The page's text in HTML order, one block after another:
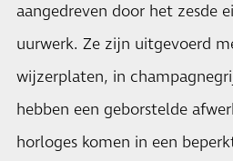
aangedreven door het zesde
uurwerk. Ze zijn uitgevoerd
wijzerplaten, in
hebben een geborstelde
horloges komen in een